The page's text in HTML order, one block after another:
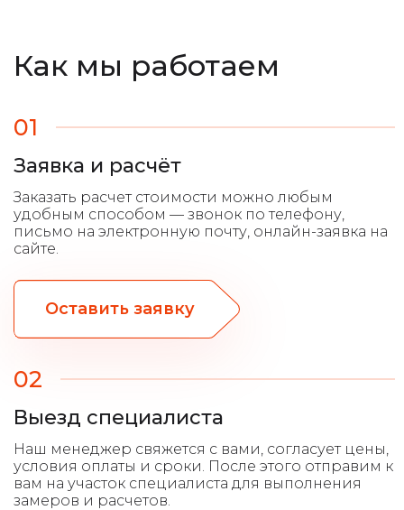
Как мы работаем
01
Заявка и расчёт
Оставить заявку
02
Выезд специалиста